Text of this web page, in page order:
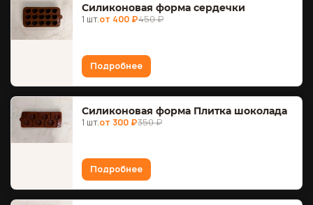
Силиконовая форма сердечки
1 шт.от 400 ₽450 ₽
Подробнее
Силиконовая форма Плитка шоколада
1 шт.от 300 ₽350 ₽
Подробнее